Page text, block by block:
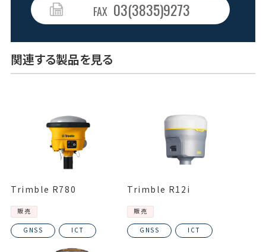
FAX 03(3835)9273
関連する製品を見る
Trimble R780
販売
GNSS ICT
Trimble R12i
販売
GNSS ICT